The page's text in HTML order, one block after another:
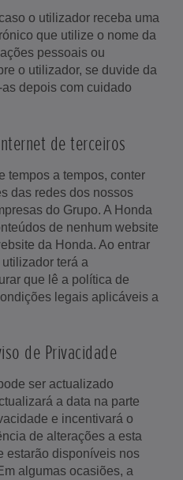
o utilizador receba uma
que utilize o nome da
pessoais ou
o utilizador, se duvide da
depois com cuidado
de terceiros
tempos a tempos, conter
das redes dos nossos
do Grupo. A Honda
de nenhum website
da Honda. Ao entrar
terá a
que lê a política de
legais aplicáveis a
de Privacidade
ser actualizado
a data na parte
e incentivará o
de alterações a esta
estarão disponíveis nos
algumas ocasiões, a